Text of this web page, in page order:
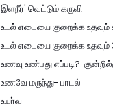
இளநீர்' வெட்டும் கருவி
உடல் எடையை குறைக்க உதவும்
உடல் எடையை குறைக்க
உணவு உண்பது எப்படி?-
உணவே மருந்து- பாடல்
உயர்வு